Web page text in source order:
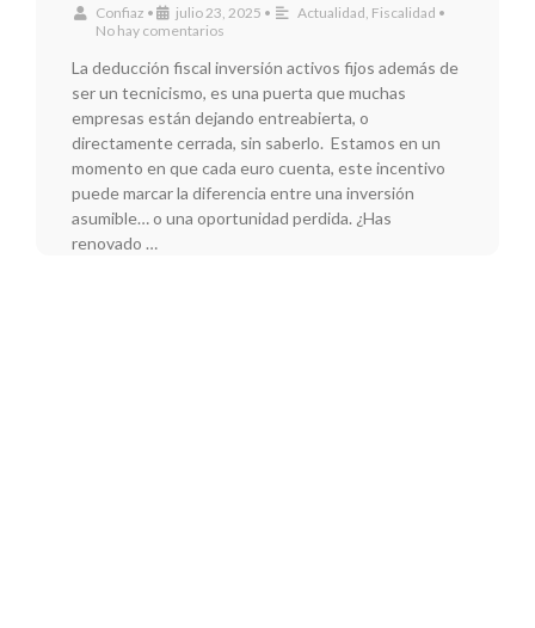
Confiaz • julio 23, 2025 • Actualidad, Fiscalidad •
No hay comentarios
La deducción fiscal inversión activos fijos además de
ser un tecnicismo, es una puerta que muchas
empresas están dejando entreabierta, o
directamente cerrada, sin saberlo. Estamos en un
momento en que cada euro cuenta, este incentivo
puede marcar la diferencia entre una inversión
asumible… o una oportunidad perdida. ¿Has
renovado …